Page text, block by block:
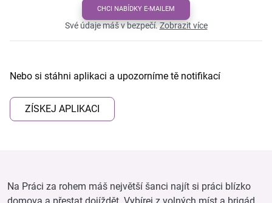
CHCI NABÍDKY E-MAILEM
Své údaje máš v bezpečí.Zobrazit více
Nebo si stáhni aplikaci a upozorníme tě notifikací
ZÍSKEJ APLIKACI
Na Práci za rohem máš největší šanci najít si práci blízko
domova a přestat dojíždět. Vybírej z volných míst a brigád